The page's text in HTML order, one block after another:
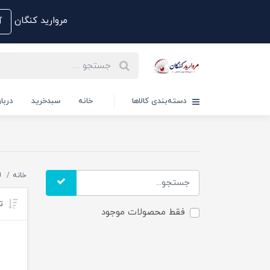
مروارید کنگان
دسته‌بندی کالاها خانه سبدخرید
فقط محصولات موجود
خانه